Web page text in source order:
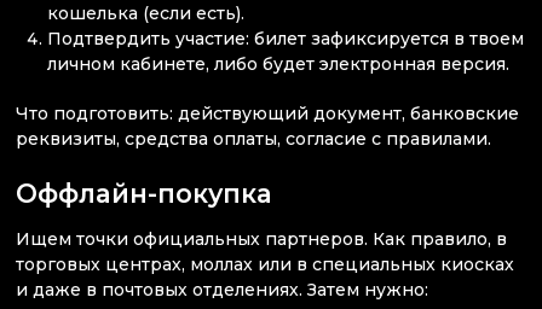
кошелька (если есть).
Подтвердить участие: билет зафиксируется в твоем
личном кабинете, либо будет электронная версия.
Что подготовить: действующий документ, банковские
реквизиты, средства оплаты, согласие с правилами.
Оффлайн-покупка
Ищем точки официальных партнеров. Как правило, в
торговых центрах, моллах или в специальных киосках
и даже в почтовых отделениях. Затем нужно: